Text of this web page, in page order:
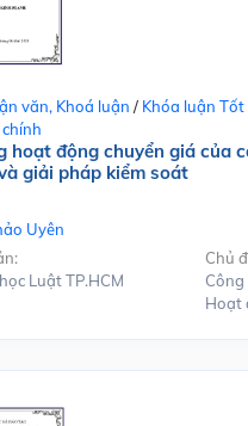
văn, Khoá luận / Khóa luận
hoạt động chuyển giá của
giải pháp kiểm soát
Uyên
Luật TP.HCM
Chủ
Hoạt